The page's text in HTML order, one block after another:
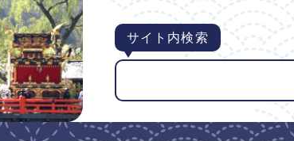
サイト内検索